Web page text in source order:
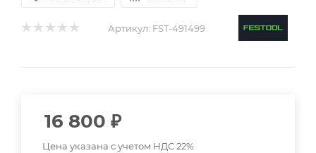
Артикул: FST-491499
16 800 ₽
Цена указана с учетом НДС 22%